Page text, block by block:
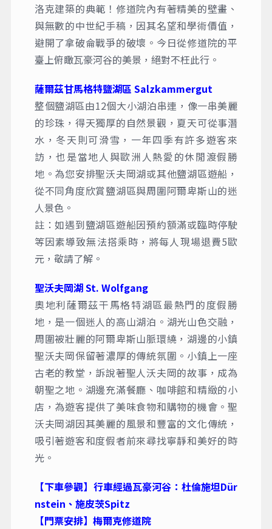
洛克建築的典範！修道院內有著精美的壁畫、
與無數的中世紀手稿，因其名望和學術價值，
避開了拿破侖戰爭的破壞。今日從修道院的平
臺上俯瞰瓦豪河谷的美景，絕對不枉此行。
薩爾茲甘馬格特鹽湖區 Salzkammergut
整個鹽湖區由12個大小湖泊串連，像一串美麗
的珍珠，得天獨厚的自然景觀，夏天可從事潛
水，冬天則可滑雪，一年四季有許多遊客來
訪，也是當地人與歐洲人熱愛的休閒渡假勝
地。為您安排聖沃夫岡湖或其他鹽湖區遊船，
從不同角度欣賞鹽湖區與周圍阿爾卑斯山的迷
人景色。
註：如遇到鹽湖區遊船因預約額滿或臨時停駛
等因素導致無法搭乘時，將每人現場退費5歐
元，敬請了解。
聖沃夫岡湖 St. Wolfgang
奧地利薩爾茲干馬格特湖區最熱門的度假勝
地，是一個迷人的高山湖泊。湖光山色交融，
周圍被壯麗的阿爾卑斯山脈環繞，湖邊的小鎮
聖沃夫岡保留著濃厚的傳統氛圍。小鎮上一座
古老的教堂，訴說著聖人沃夫岡的故事，成為
朝聖之地。湖邊充滿餐廳、咖啡館和精緻的小
店，為遊客提供了美味食物和購物的機會。聖
沃夫岡湖因其美麗的風景和豐富的文化傳統，
吸引著遊客和度假者前來尋找寧靜和美好的時
光。
【下車參觀】行車經過瓦豪河谷：杜倫施坦Dür
nstein、施皮茨Spitz
【門票安排】梅爾克修道院